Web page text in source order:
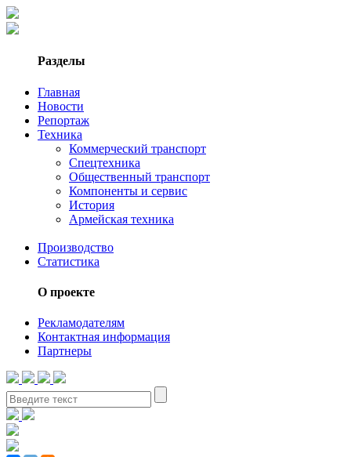
Разделы
Главная
Новости
Репортаж
Техника
Коммерческий транспорт
Спецтехника
Общественный транспорт
Компоненты и сервис
История
Армейская техника
Производство
Статистика
О проекте
Рекламодателям
Контактная информация
Партнеры